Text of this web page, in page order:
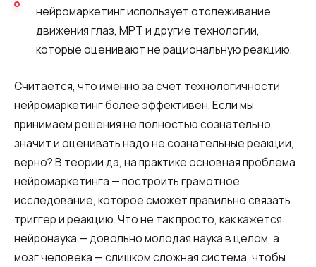
нейромаркетинг использует отслеживание
движения глаз, МРТ и другие технологии,
которые оценивают не рациональную реакцию.
Считается, что именно за счет технологичности
нейромаркетинг более эффективен. Если мы
принимаем решения не полностью сознательно,
значит и оценивать надо не сознательные реакции,
верно? В теории да, на практике основная проблема
нейромаркетинга — построить грамотное
исследование, которое сможет правильно связать
триггер и реакцию. Что не так просто, как кажется:
нейронаука — довольно молодая наука в целом, а
мозг человека — слишком сложная система, чтобы